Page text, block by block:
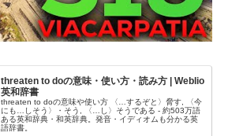
threaten to doの意味・使い方・読み方 | Weblio
英和辞書
threaten to doの意味や使い方 〈…するぞと〉脅す, 〈今
にも…しそう〉・そう, 〈…し〉そうである - 約503万語
ある英和辞典・和英辞典。発音・イディオムも分かる英
語辞書。